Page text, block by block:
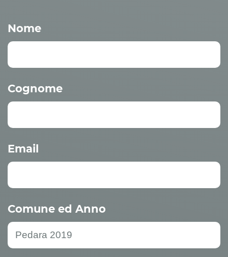
Nome
Cognome
Email
Comune ed Anno